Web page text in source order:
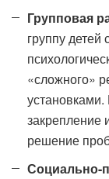
Групповая
группу
«сложного»
установками.
закрепление
решение
Социально-